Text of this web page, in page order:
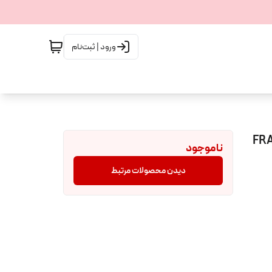
ورود | ثبت‌نام
ناموجود
دیدن محصولات مرتبط